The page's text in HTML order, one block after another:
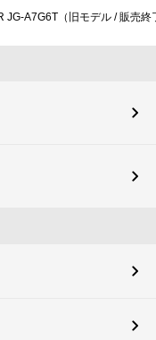
JG-A7G6T（旧モデル / 販売終